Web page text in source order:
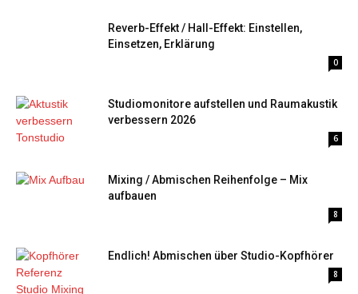
Reverb-Effekt / Hall-Effekt: Einstellen,
Einsetzen, Erklärung
0
Studiomonitore aufstellen und Raumakustik
verbessern 2026
6
Mixing / Abmischen Reihenfolge – Mix
aufbauen
8
Endlich! Abmischen über Studio-Kopfhörer
8